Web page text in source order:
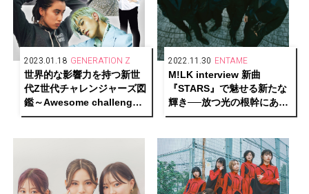
2023.01.18 GENERATION Z
世界的な影響力を持つ新世
代Z世代チャレンジャーズ図
鑑～Awesome challengers
of generationZ！～Part.1
2022.11.30 ENTAME
M!LK interview 新曲
『STARS』で魅せる新たな
輝き──放つ光の根幹にある
もの